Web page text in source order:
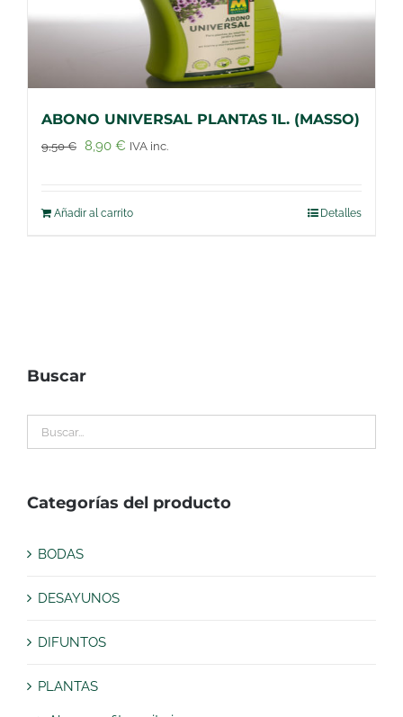
ABONO UNIVERSAL PLANTAS 1L. (MASSO)
9,50€ El
era:
8,90 € El
es:
IVA inc.
Añadir al carrito Detalles
Buscar
Categorías del producto
BODAS
DESAYUNOS
DIFUNTOS
PLANTAS